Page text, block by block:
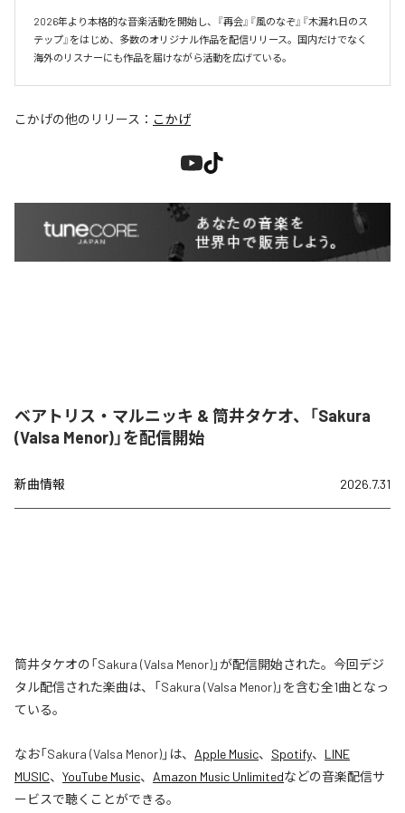
2026年より本格的な音楽活動を開始し、『再会』『風のなぞ』『木漏れ日のス
テップ』をはじめ、多数のオリジナル作品を配信リリース。国内だけでなく
海外のリスナーにも作品を届けながら活動を広げている。
こかげの他のリリース： こかげ
ベアトリス・マルニッキ & 筒井タケオ、「Sakura
(Valsa Menor)」を配信開始
新曲情報 2026.7.31
筒井タケオの「Sakura (Valsa Menor)」が配信開始された。今回デジ
タル配信された楽曲は、「Sakura (Valsa Menor)」を含む全1曲となっ
ている。
なお「Sakura (Valsa Menor)」は、 Apple Music、 Spotify、 LINE
MUSIC、 YouTube Music、 Amazon Music Unlimitedなどの音楽配信サ
ービスで聴くことができる。